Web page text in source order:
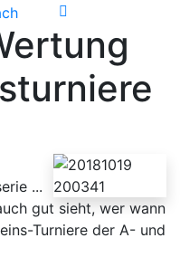
...
gut sieht, wer wann
Turniere der A- und